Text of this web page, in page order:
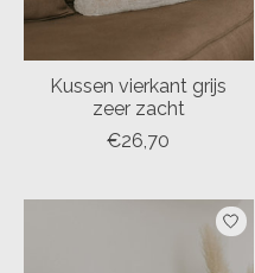
Kussen vierkant grijs
zeer zacht
€26,70